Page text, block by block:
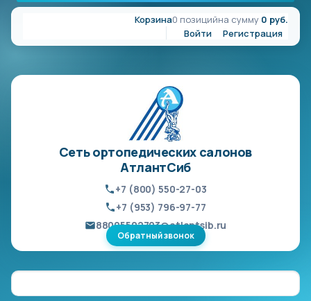
Корзина0 позицийна сумму 0 руб.
Войти
Регистрация
Сеть ортопедических салонов
АтлантСиб
+7 (800) 550-27-03
+7 (953) 796-97-77
88005502703@atlantsib.ru
Обратный звонок